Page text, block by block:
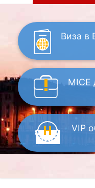
Виза в
MICE
VIP